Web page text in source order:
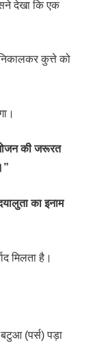
देखा कि एक
कुत्ते को
की जरूरत
का इनाम
मिलता है।
(पर्स) पड़ा